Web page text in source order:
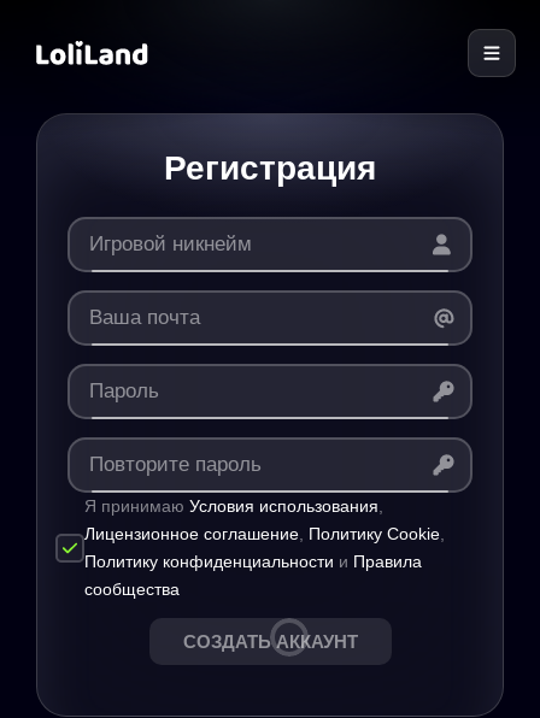
Регистрация
Я принимаю Условия использования
Лицензионное соглашение Политику Cookie
Политику конфиденциальности и Правила
сообщества
СОЗДАТЬ АККАУНТ